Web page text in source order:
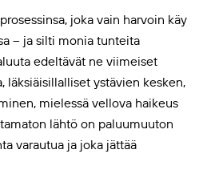
joka vain harvoin käy
– ja silti monia tunteita
edeltävät ne viimeiset
läksiäisillalliset ystävien kesken,
mielessä vellova haikeus
lähtö on paluumuuton
varautua ja joka jättää